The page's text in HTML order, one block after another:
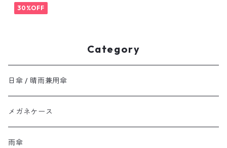
30%OFF
Category
日傘 / 晴雨兼用傘
メガネケース
雨傘